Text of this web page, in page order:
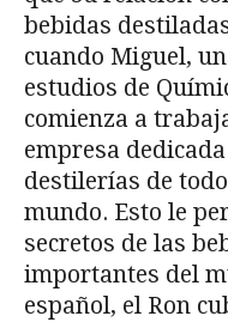
bebidas
cuando Miguel,
estudios de
comienza a
empresa
destilerías de
mundo. Esto le
secretos de las
importantes del
español, el Ron